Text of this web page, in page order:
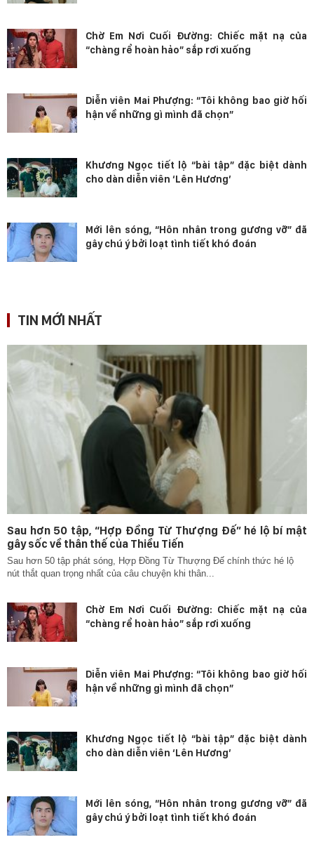
Chờ Em Nơi Cuối Đường: Chiếc mặt nạ của
“chàng rể hoàn hảo” sắp rơi xuống
Diễn viên Mai Phượng: “Tôi không bao giờ hối
hận về những gì mình đã chọn”
Khương Ngọc tiết lộ “bài tập” đặc biệt dành
cho dàn diễn viên ‘Lên Hương’
Mới lên sóng, “Hôn nhân trong gương vỡ” đã
gây chú ý bởi loạt tình tiết khó đoán
TIN MỚI NHẤT
Sau hơn 50 tập, “Hợp Đồng Từ Thượng Đế” hé lộ bí mật
gây sốc về thân thế của Thiều Tiến
Sau hơn 50 tập phát sóng, Hợp Đồng Từ Thượng Đế chính thức hé lộ
nút thắt quan trọng nhất của câu chuyện khi thân...
Chờ Em Nơi Cuối Đường: Chiếc mặt nạ của
“chàng rể hoàn hảo” sắp rơi xuống
Diễn viên Mai Phượng: “Tôi không bao giờ hối
hận về những gì mình đã chọn”
Khương Ngọc tiết lộ “bài tập” đặc biệt dành
cho dàn diễn viên ‘Lên Hương’
Mới lên sóng, “Hôn nhân trong gương vỡ” đã
gây chú ý bởi loạt tình tiết khó đoán